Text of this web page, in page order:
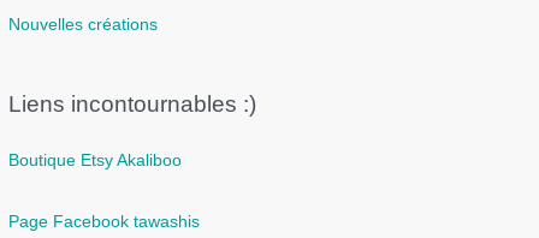
Nouvelles créations
Liens incontournables :)
Boutique Etsy Akaliboo
Page Facebook tawashis